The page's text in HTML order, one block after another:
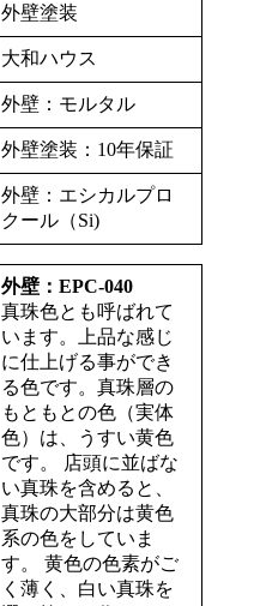
外壁塗装
大和ハウス
外壁：モルタル
外壁塗装：10年保証
外壁：エシカルプロ
クール（Si)
外壁：EPC-040
真珠色とも呼ばれて
います。上品な感じ
に仕上げる事ができ
る色です。真珠層の
もともとの色（実体
色）は、うすい黄色
です。 店頭に並ばな
い真珠を含めると、
真珠の大部分は黄色
系の色をしていま
す。 黄色の色素がご
く薄く、白い真珠を